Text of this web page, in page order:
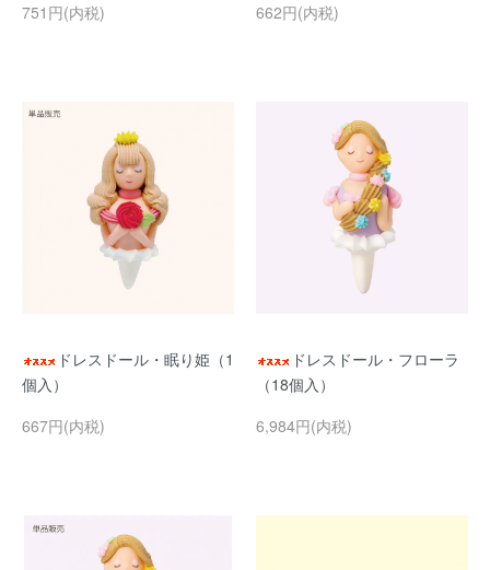
751円(内税)
662円(内税)
ドレスドール・眠り姫（1
個入）
667円(内税)
ドレスドール・フローラ
（18個入）
6,984円(内税)